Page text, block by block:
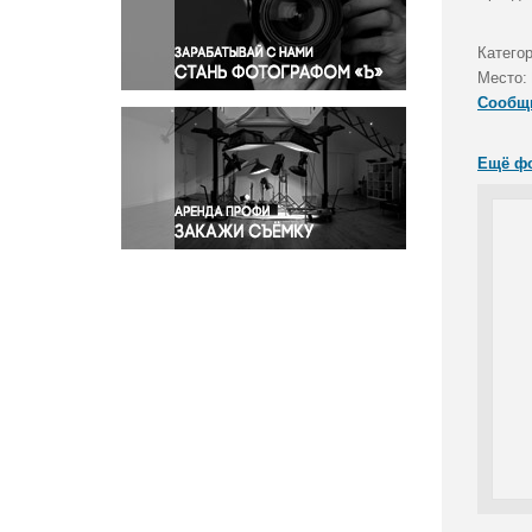
Правосудие
Происшествия и конфликты
Религия
Светская жизнь
Спорт
Экология
Экономика и бизнес
Место:
Ещё